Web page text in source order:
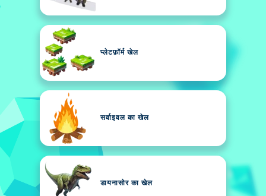
प्लेटफ़ॉर्म खेल
सर्वाइवल का खेल
डायनासोर का खेल